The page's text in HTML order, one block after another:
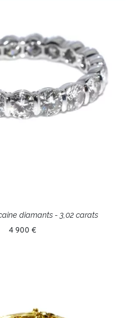
diamants - 3,02 carats
4 900 €